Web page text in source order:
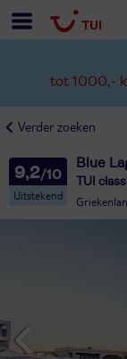
tot 1000,-
Verder zoeken
9,2
Uitstekend
Blue
TUI